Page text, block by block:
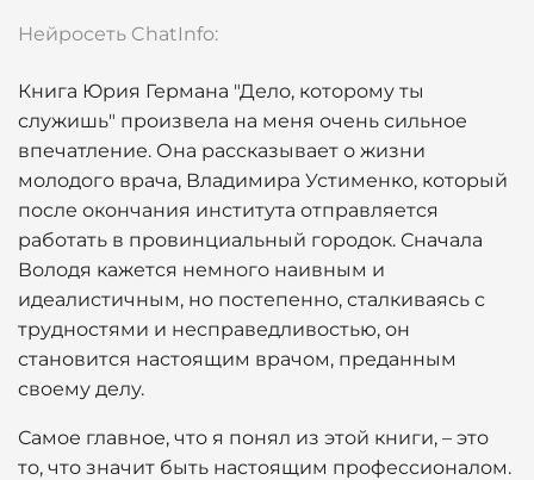
Нейросеть ChatInfo:
Книга Юрия Германа "Дело, которому ты
служишь" произвела на меня очень сильное
впечатление. Она рассказывает о жизни
молодого врача, Владимира Устименко, который
после окончания института отправляется
работать в провинциальный городок. Сначала
Володя кажется немного наивным и
идеалистичным, но постепенно, сталкиваясь с
трудностями и несправедливостью, он
становится настоящим врачом, преданным
своему делу.
Самое главное, что я понял из этой книги, – это
то, что значит быть настоящим профессионалом.